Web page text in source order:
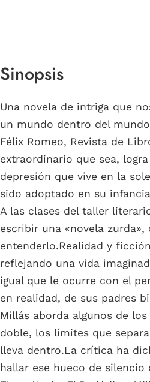
Sinopsis
Una novela de intriga que
un mundo dentro del
Félix Romeo, Revista de
extraordinario que sea,
depresión que vive en la
sido adoptado en su
A las clases del taller
escribir una «novela
entenderlo.Realidad y
reflejando una vida
igual que le ocurre con el
en realidad, de sus padres
Millás aborda algunos de
doble, los límites que
lleva dentro.La crítica ha
hallar ese hueco de silencio